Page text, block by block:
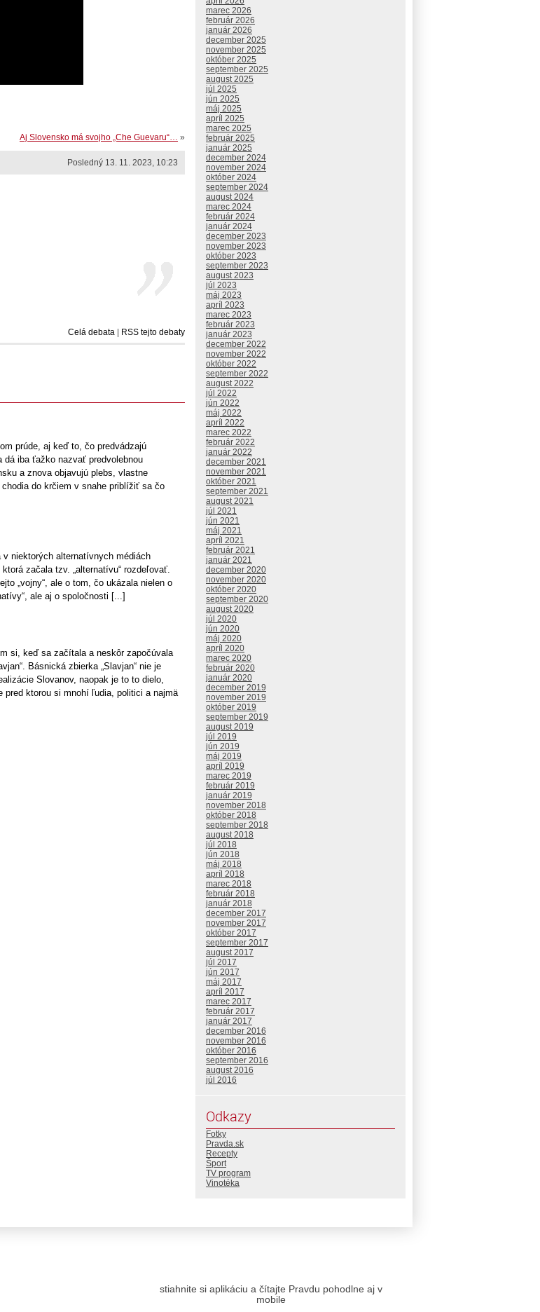
Aj Slovensko má svojho „Che Guevaru“… »
Posledný 13. 11. 2023, 10:23
Celá debata | RSS tejto debaty
prúde, aj keď to, čo predvádzajú
iba ťažko nazvať predvolebnou
a znova objavujú plebs, vlastne
do krčiem v snahe priblížiť sa čo
niektorých alternatívnych médiách
začala tzv. „alternatívu“ rozdeľovať.
„vojny“, ale o tom, čo ukázala nielen o
ale aj o spoločnosti [...]
si, keď sa začítala a neskôr započúvala
Básnická zbierka „Slavjan“ nie je
Slovanov, naopak je to to dielo,
pred ktorou si mnohí ľudia, politici a najmä
marec 2026
február 2026
január 2026
december 2025
november 2025
október 2025
september 2025
august 2025
júl 2025
jún 2025
máj 2025
apríl 2025
marec 2025
február 2025
január 2025
december 2024
november 2024
október 2024
september 2024
august 2024
marec 2024
február 2024
január 2024
december 2023
november 2023
október 2023
september 2023
august 2023
júl 2023
máj 2023
apríl 2023
marec 2023
február 2023
január 2023
december 2022
november 2022
október 2022
september 2022
august 2022
júl 2022
jún 2022
máj 2022
apríl 2022
marec 2022
február 2022
január 2022
december 2021
november 2021
október 2021
september 2021
august 2021
júl 2021
jún 2021
máj 2021
apríl 2021
február 2021
január 2021
december 2020
november 2020
október 2020
september 2020
august 2020
júl 2020
jún 2020
máj 2020
apríl 2020
marec 2020
február 2020
január 2020
december 2019
november 2019
október 2019
september 2019
august 2019
júl 2019
jún 2019
máj 2019
apríl 2019
marec 2019
február 2019
január 2019
november 2018
október 2018
september 2018
august 2018
júl 2018
jún 2018
máj 2018
apríl 2018
marec 2018
február 2018
január 2018
december 2017
november 2017
október 2017
september 2017
august 2017
júl 2017
jún 2017
máj 2017
apríl 2017
marec 2017
február 2017
január 2017
december 2016
november 2016
október 2016
september 2016
august 2016
júl 2016
Odkazy
Fotky
Pravda.sk
Recepty
Šport
TV program
Vinotéka
stiahnite si aplikáciu a čítajte Pravdu pohodlne aj v
mobile